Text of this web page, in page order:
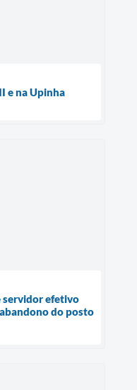
e na Upinha
servidor efetivo
do posto